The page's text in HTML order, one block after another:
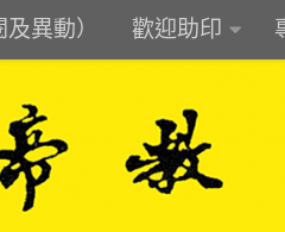
異動） 歡迎助印